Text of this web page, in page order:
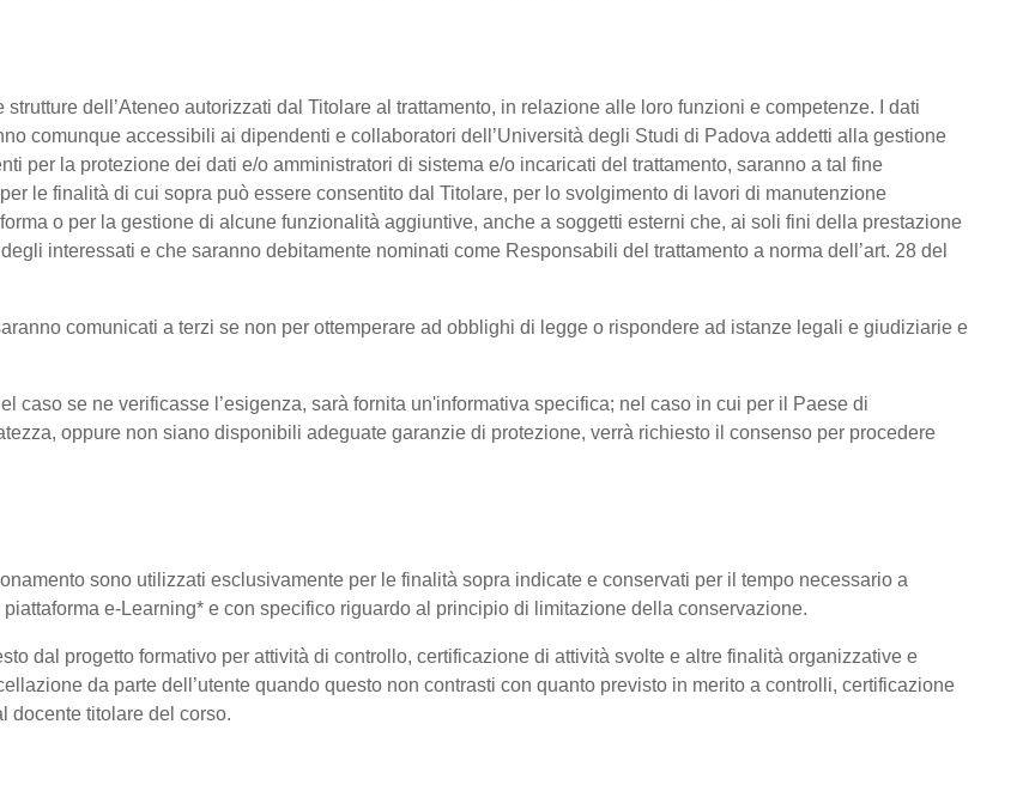
dell’Ateneo autorizzati dal Titolare al trattamento, in relazione alle loro funzioni e competenze. I dati
comunque accessibili ai dipendenti e collaboratori dell’Università degli Studi di Padova addetti alla gestione
per la protezione dei dati e/o amministratori di sistema e/o incaricati del trattamento, saranno a tal fine
le finalità di cui sopra può essere consentito dal Titolare, per lo svolgimento di lavori di manutenzione
o per la gestione di alcune funzionalità aggiuntive, anche a soggetti esterni che, ai soli fini della prestazione
interessati e che saranno debitamente nominati come Responsabili del trattamento a norma dell’art. 28 del
comunicati a terzi se non per ottemperare ad obblighi di legge o rispondere ad istanze legali e giudiziarie e
caso se ne verificasse l’esigenza, sarà fornita un'informativa specifica; nel caso in cui per il Paese di
oppure non siano disponibili adeguate garanzie di protezione, verrà richiesto il consenso per procedere
sono utilizzati esclusivamente per le finalità sopra indicate e conservati per il tempo necessario a
e-Learning* e con specifico riguardo al principio di limitazione della conservazione.
dal progetto formativo per attività di controllo, certificazione di attività svolte e altre finalità organizzative e
da parte dell’utente quando questo non contrasti con quanto previsto in merito a controlli, certificazione
docente titolare del corso.